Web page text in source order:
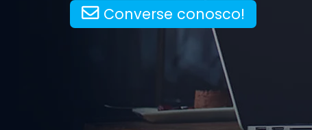
Converse conosco!